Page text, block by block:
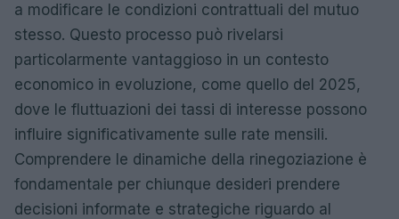
a modificare le condizioni contrattuali del mutuo
stesso. Questo processo può rivelarsi
particolarmente vantaggioso in un contesto
economico in evoluzione, come quello del 2025,
dove le fluttuazioni dei tassi di interesse possono
influire significativamente sulle rate mensili.
Comprendere le dinamiche della rinegoziazione è
fondamentale per chiunque desideri prendere
decisioni informate e strategiche riguardo al